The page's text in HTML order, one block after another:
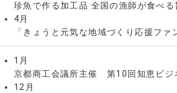
珍魚で作る加工品 全国の漁師が食べ
4月
「きょうと元気な地域づくり応援ファ
1月
京都商工会議所主催 第10回知恵ビ
12月